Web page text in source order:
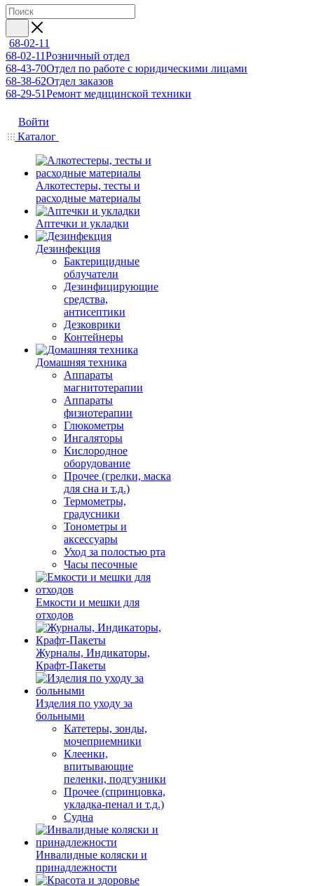
68-02-11
68-02-11Розничный отдел
68-43-70Отдел по работе с юридическими лицами
68-38-62Отдел заказов
68-29-51Ремонт медицинской техники
Войти
Каталог
Алкотестеры, тесты и
расходные материалы
Аптечки и укладки
Дезинфекция
Бактерицидные
облучатели
Дезинфицирующие
средства,
антисептики
Дезковрики
Контейнеры
Домашняя техника
Аппараты
магнитотерапии
Аппараты
физиотерапии
Глюкометры
Ингаляторы
Кислородное
оборудование
Прочее (грелки, маска
для сна и т.д.)
Термометры,
градусники
Тонометры и
аксессуары
Уход за полостью рта
Часы песочные
Емкости и мешки для
отходов
Журналы, Индикаторы,
Крафт-Пакеты
Изделия по уходу за
больными
Катетеры, зонды,
мочеприемники
Клеенки,
впитывающие
пеленки, подгузники
Прочее (спринцовка,
укладка-пенал и т.д.)
Судна
Инвалидные коляски и
принадлежности